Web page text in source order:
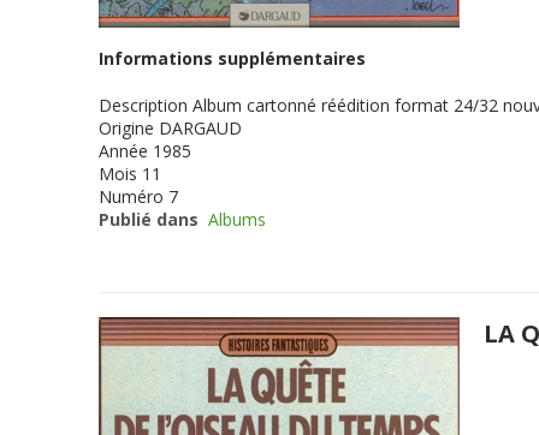
Informations supplémentaires
Description Album cartonné réédition format 24/32
Origine DARGAUD
Année 1985
Mois 11
Numéro 7
Publié dans Albums
LA